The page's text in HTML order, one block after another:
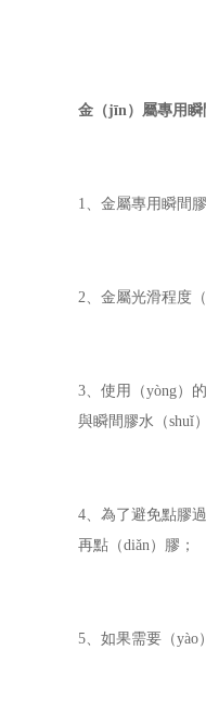
金（jīn）屬專用瞬
1、金屬專用瞬間
2、金屬光滑程度
3、使用（yòng）
與瞬間膠水（shuǐ
4、為了避免點膠
再點（diǎn）膠；
5、如果需要（yào